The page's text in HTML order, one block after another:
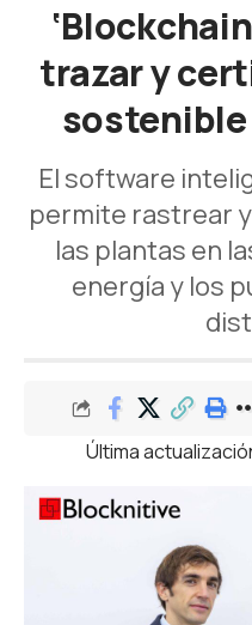
trazar y
sostenible
El software
permite rastrear
las plantas en
energía y los
Última